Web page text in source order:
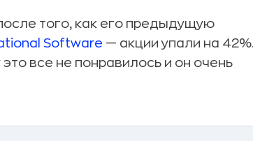
того, как его предыдущую
Software — акции упали на 42%.
все не понравилось и он очень